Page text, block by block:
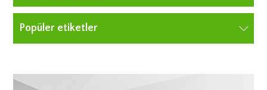
Popüler etiketler